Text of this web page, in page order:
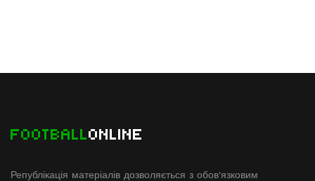
FOOTBALLONLINE
Републікація матеріалів дозволяється з обов'язковим